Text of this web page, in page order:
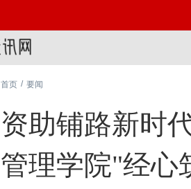
首页 / 要闻
资助铺路新时
管理学院"经心